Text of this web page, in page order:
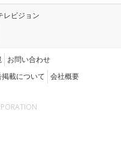
レビジョン
お問い合わせ
掲載について 会社概要